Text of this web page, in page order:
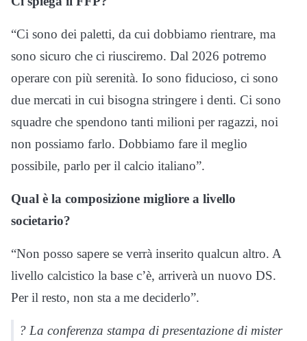
“Ci sono dei paletti, da cui dobbiamo rientrare, ma
sono sicuro che ci riusciremo. Dal 2026 potremo
operare con più serenità. Io sono fiducioso, ci sono
due mercati in cui bisogna stringere i denti. Ci sono
squadre che spendono tanti milioni per ragazzi, noi
non possiamo farlo. Dobbiamo fare il meglio
possibile, parlo per il calcio italiano”.
Qual è la composizione migliore a livello
societario?
“Non posso sapere se verrà inserito qualcun altro. A
livello calcistico la base c’è, arriverà un nuovo DS.
Per il resto, non sta a me deciderlo”.
?️ La conferenza stampa di presentazione di mister